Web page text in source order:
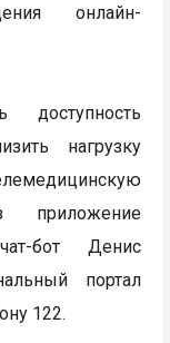
онлайн-
доступность
нагрузку
приложение
бот Денис
портал
122.